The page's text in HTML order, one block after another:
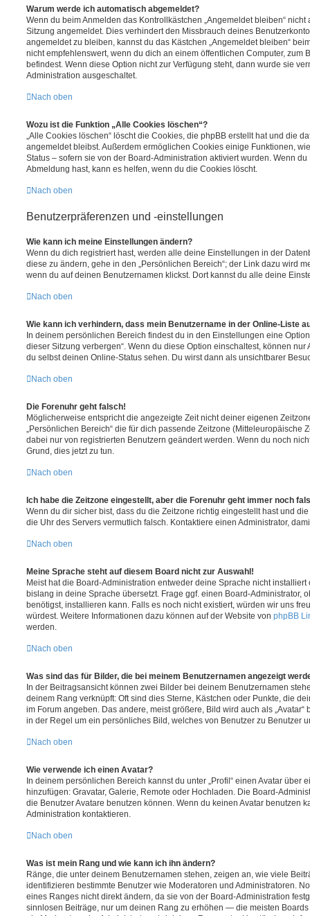
Warum werde ich automatisch abgemeldet?
Wenn du beim Anmelden das Kontrollkästchen „Angemeldet bleiben“
Sitzung angemeldet. Dies verhindert den Missbrauch deines
angemeldet zu bleiben, kannst du das Kästchen „Angemeldet bleiben“
nicht empfehlenswert, wenn du dich an einem öffentlichen Computer, zum
befindest. Wenn diese Option nicht zur Verfügung steht, dann wurde sie
Administration ausgeschaltet.
Nach oben
Wozu ist die Funktion „Alle Cookies löschen“?
„Alle Cookies löschen“ löscht die Cookies, die phpBB erstellt hat und die
angemeldet bleibst. Außerdem ermöglichen Cookies einige Funktionen,
Status – sofern sie von der Board-Administration aktiviert wurden. Wenn
Abmeldung hast, kann es helfen, wenn du die Cookies löscht.
Nach oben
Benutzerpräferenzen und -einstellungen
Wie kann ich meine Einstellungen ändern?
Wenn du dich registriert hast, werden alle deine Einstellungen in der
diese zu ändern, gehe in den „Persönlichen Bereich“; der Link dazu wird
wenn du auf deinen Benutzernamen klickst. Dort kannst du alle deine
Nach oben
Wie kann ich verhindern, dass mein Benutzername in der Online-Liste
In deinem persönlichen Bereich findest du in den Einstellungen eine
dieser Sitzung verbergen“. Wenn du diese Option einschaltest, können
du selbst deinen Online-Status sehen. Du wirst dann als unsichtbarer
Nach oben
Die Forenuhr geht falsch!
Möglicherweise entspricht die angezeigte Zeit nicht deiner eigenen
„Persönlichen Bereich“ die für dich passende Zeitzone (Mitteleuropäische
dabei nur von registrierten Benutzern geändert werden. Wenn du noch
Grund, dies jetzt zu tun.
Nach oben
Ich habe die Zeitzone eingestellt, aber die Forenuhr geht immer noch
Wenn du dir sicher bist, dass du die Zeitzone richtig eingestellt hast und
die Uhr des Servers vermutlich falsch. Kontaktiere einen Administrator,
Nach oben
Meine Sprache steht auf diesem Board nicht zur Auswahl!
Meist hat die Board-Administration entweder deine Sprache nicht
bislang in deine Sprache übersetzt. Frage ggf. einen Board-Administrator,
benötigst, installieren kann. Falls es noch nicht existiert, würden wir uns
würdest. Weitere Informationen dazu können auf der Website von phpBB
werden.
Nach oben
Was sind das für Bilder, die bei meinem Benutzernamen angezeigt
In der Beitragsansicht können zwei Bilder bei deinem Benutzernamen
deinem Rang verknüpft: Oft sind dies Sterne, Kästchen oder Punkte, die
im Forum angeben. Das andere, meist größere, Bild wird auch als
in der Regel um ein persönliches Bild, welches von Benutzer zu Benutzer
Nach oben
Wie verwende ich einen Avatar?
In deinem persönlichen Bereich kannst du unter „Profil“ einen Avatar über
hinzufügen: Gravatar, Galerie, Remote oder Hochladen. Die Board-
die Benutzer Avatare benutzen können. Wenn du keinen Avatar benutzen
Administration kontaktieren.
Nach oben
Was ist mein Rang und wie kann ich ihn ändern?
Ränge, die unter deinem Benutzernamen stehen, zeigen an, wie viele
identifizieren bestimmte Benutzer wie Moderatoren und Administratoren.
eines Ranges nicht direkt ändern, da sie von der Board-Administration
sinnlosen Beiträge, nur um deinen Rang zu erhöhen — die meisten